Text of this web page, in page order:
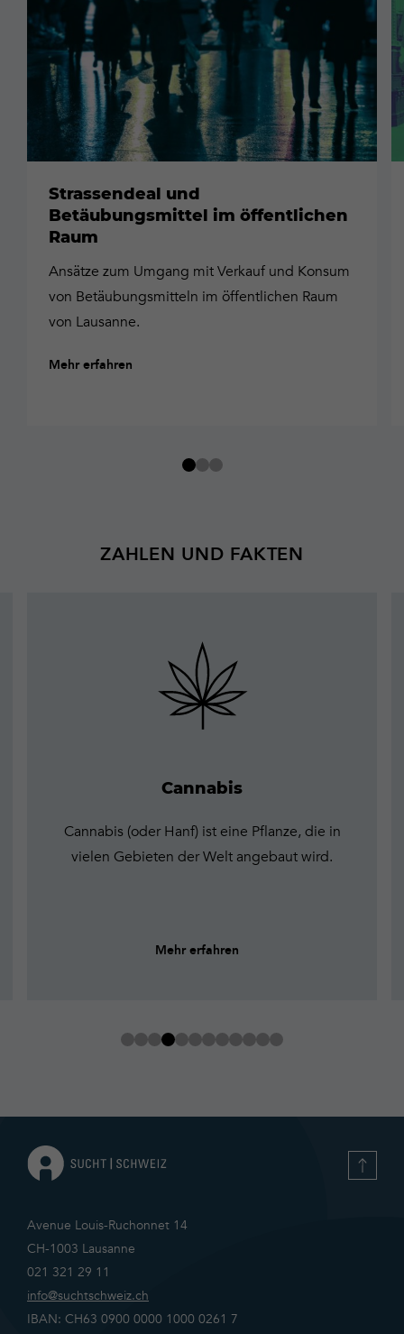
Strassendeal und
Betäubungsmittel im öffentlichen
Raum
Ansätze zum Umgang mit Verkauf und Konsum
von Betäubungsmitteln im öffentlichen Raum
von Lausanne.
Mehr erfahren
ZAHLEN UND FAKTEN
Cannabis
Cannabis (oder Hanf) ist eine Pflanze, die in
vielen Gebieten der Welt angebaut wird.
Mehr erfahren
Avenue Louis-Ruchonnet 14
CH-1003 Lausanne
021 321 29 11
info@suchtschweiz.ch
IBAN: CH63 0900 0000 1000 0261 7